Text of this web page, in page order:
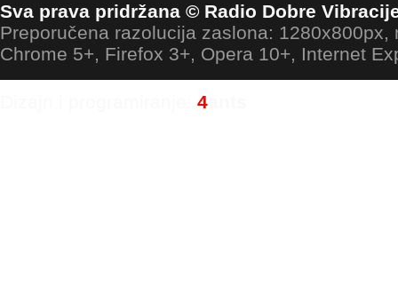
Sva prava pridržana © Radio Dobre
Preporučena razolucija zaslona: 1280x800px,
Chrome 5+, Firefox 3+, Opera 10+, Internet
4